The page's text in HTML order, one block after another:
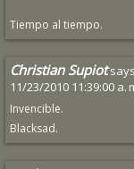
Tiempo al tiempo.
Christian Supiot
11/23/2010 11:39:00 a.
Invencible.
Blacksad.